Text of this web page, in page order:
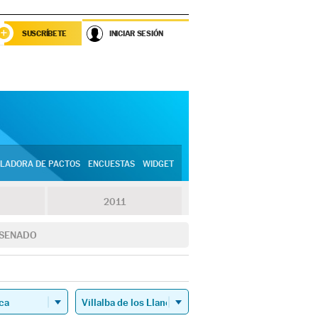
SUSCRÍBETE INICIAR SESIÓN
DE PACTOS ENCUESTAS WIDGET
2011